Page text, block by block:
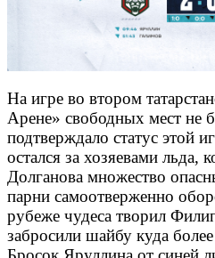
На игре во втором
Арене» свободных мест не
подтверждало статус этой
остался за хозяевами льда,
Долганова множество
парни самоотверженно
рубеже чудеса творил
забросили шайбу куда